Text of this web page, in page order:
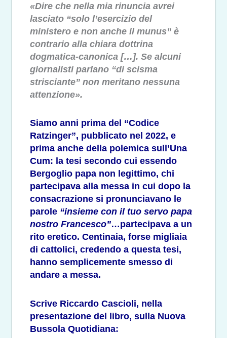
«Dire che nella mia rinuncia avrei
lasciato “solo l’esercizio del
ministero e non anche il munus” è
contrario alla chiara dottrina
dogmatica-canonica […]. Se alcuni
giornalisti parlano “di scisma
strisciante” non meritano nessuna
attenzione».
Siamo anni prima del “Codice
Ratzinger”, pubblicato nel 2022, e
prima anche della polemica sull’Una
Cum: la tesi secondo cui essendo
Bergoglio papa non legittimo, chi
partecipava alla messa in cui dopo la
consacrazione si pronunciavano le
parole “insieme con il tuo servo papa
nostro Francesco”…partecipava a un
rito eretico. Centinaia, forse migliaia
di cattolici, credendo a questa tesi,
hanno semplicemente smesso di
andare a messa.
Scrive Riccardo Cascioli, nella
presentazione del libro, sulla Nuova
Bussola Quotidiana: